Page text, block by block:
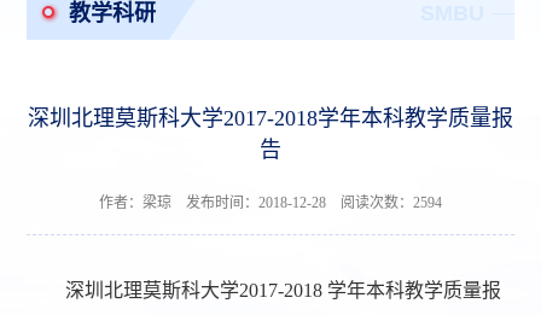
教学科研
深圳北理莫斯科大学2017-2018学年本科教学质量报
告
作者：梁琼 发布时间：2018-12-28 阅读次数： 2594
深圳北理莫斯科大学2017-2018 学年本科教学质量报